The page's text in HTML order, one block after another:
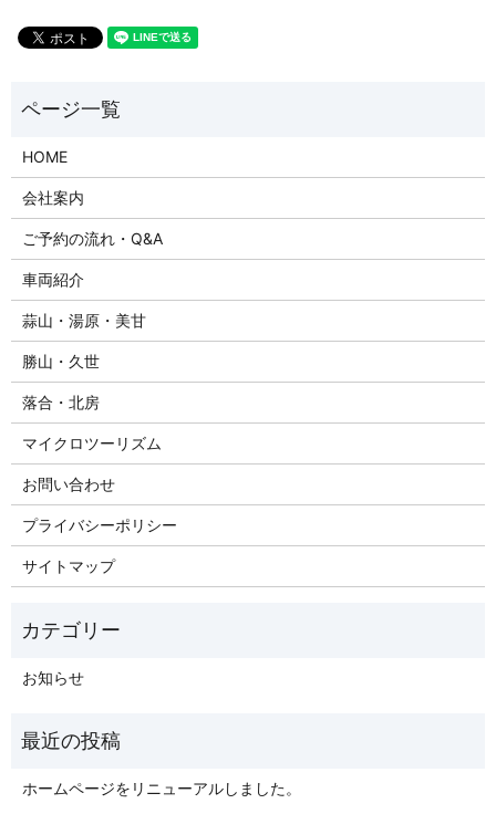
HOME
会社案内
ご予約の流れ・Q&A
車両紹介
蒜山・湯原・美甘
勝山・久世
落合・北房
マイクロツーリズム
お問い合わせ
プライバシーポリシー
サイトマップ
お知らせ
ホームページをリニューアルしました。